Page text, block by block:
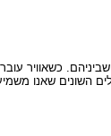
כשאוויר
השונים שאנו